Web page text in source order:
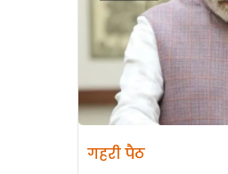
गहरी पैठ